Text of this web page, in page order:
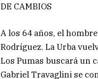
DE CAMBIOS
A los 64 años, el
Rodríguez. La Urba
Los Pumas buscará un
Gabriel Travaglini se